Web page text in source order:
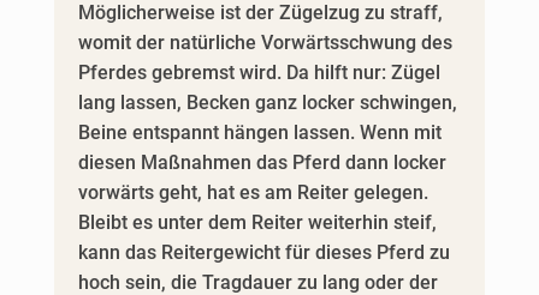
Möglicherweise ist der Zügelzug zu straff,
womit der natürliche Vorwärtsschwung des
Pferdes gebremst wird. Da hilft nur: Zügel
lang lassen, Becken ganz locker schwingen,
Beine entspannt hängen lassen. Wenn mit
diesen Maßnahmen das Pferd dann locker
vorwärts geht, hat es am Reiter gelegen.
Bleibt es unter dem Reiter weiterhin steif,
kann das Reitergewicht für dieses Pferd zu
hoch sein, die Tragdauer zu lang oder der